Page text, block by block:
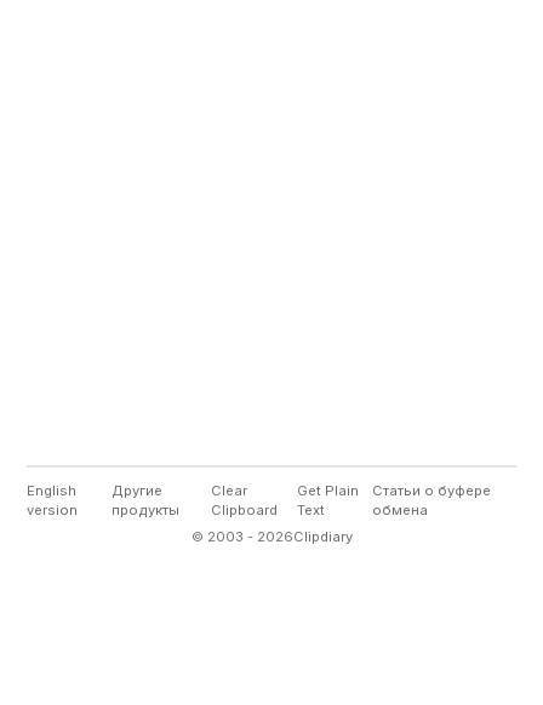
English
version
Другие
продукты
Clear
Clipboard
Get Plain
Text
Статьи о буфере
обмена
© 2003 - 2026Clipdiary